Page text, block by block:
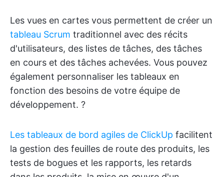
Les vues en cartes vous permettent de créer un
tableau Scrum traditionnel avec des récits
d'utilisateurs, des listes de tâches, des tâches
en cours et des tâches achevées. Vous pouvez
également personnaliser les tableaux en
fonction des besoins de votre équipe de
développement. ?
Les tableaux de bord agiles de ClickUp facilitent
la gestion des feuilles de route des produits, les
tests de bogues et les rapports, les retards